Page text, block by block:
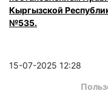
Кыргызской
№535.
15-07-2025 12:28